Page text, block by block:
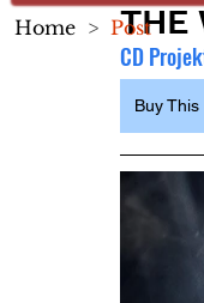
THE
CD
Buy This
Home > Post